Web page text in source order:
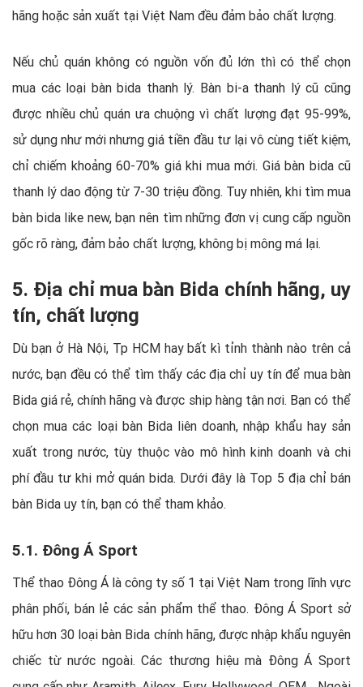
hãng hoặc sản xuất tại Việt Nam đều đảm bảo chất lượng.
Nếu chủ quán không có nguồn vốn đủ lớn thì có thể chọn
mua các loại bàn bida thanh lý. Bàn bi-a thanh lý cũ cũng
được nhiều chủ quán ưa chuộng vì chất lượng đạt 95-99%,
sử dụng như mới nhưng giá tiền đầu tư lại vô cùng tiết kiệm,
chỉ chiếm khoảng 60-70% giá khi mua mới. Giá bàn bida cũ
thanh lý dao động từ 7-30 triệu đồng. Tuy nhiên, khi tìm mua
bàn bida like new, bạn nên tìm những đơn vị cung cấp nguồn
gốc rõ ràng, đảm bảo chất lượng, không bị mông má lại.
5. Địa chỉ mua bàn Bida chính hãng, uy
tín, chất lượng
Dù bạn ở Hà Nội, Tp HCM hay bất kì tỉnh thành nào trên cả
nước, bạn đều có thể tìm thấy các địa chỉ uy tín để mua bàn
Bida giá rẻ, chính hãng và được ship hàng tận nơi. Bạn có thể
chọn mua các loại bàn Bida liên doanh, nhập khẩu hay sản
xuất trong nước, tùy thuộc vào mô hình kinh doanh và chi
phí đầu tư khi mở quán bida. Dưới đây là Top 5 địa chỉ bán
bàn Bida uy tín, bạn có thể tham khảo.
5.1. Đông Á Sport
Thể thao Đông Á là công ty số 1 tại Việt Nam trong lĩnh vực
phân phối, bán lẻ các sản phẩm thể thao. Đông Á Sport sở
hữu hơn 30 loại bàn Bida chính hãng, được nhập khẩu nguyên
chiếc từ nước ngoài. Các thương hiệu mà Đông Á Sport